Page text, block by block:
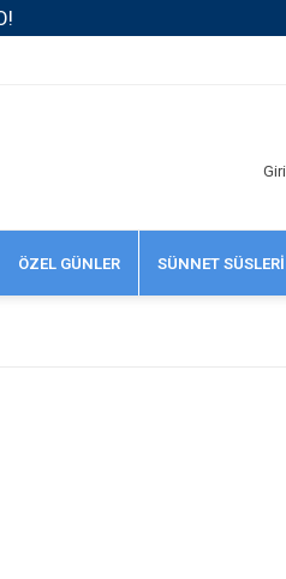
ÖZEL GÜNLER SÜNNET SÜSLERİ